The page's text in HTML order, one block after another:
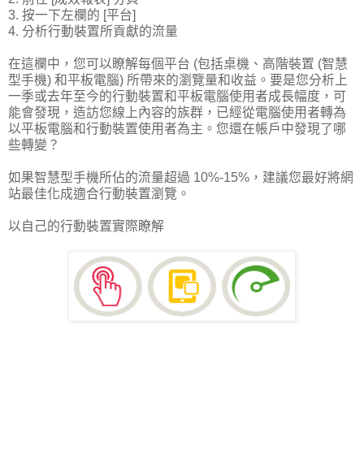
3. 按一下左欄的 [平台]
4. 分析行動裝置所貢獻的流量
在這欄中，您可以瞭解每個平台 (包括桌機、高階裝置 (智慧
型手機) 和平板電腦) 所帶來的瀏覽量和收益。要是您分析上
一季或去年至今的行動裝置和平板電腦使用者成長幅度，可
能會發現，造訪您線上內容的族群，已經從電腦使用者轉為
以平板電腦和行動裝置使用者為主。您還在帳戶中發現了哪
些轉變？
如果智慧型手機所佔的流量超過 10%-15%，建議您最好將網
站最佳化成適合行動裝置瀏覽。
以自己的行動裝置實際瞭解